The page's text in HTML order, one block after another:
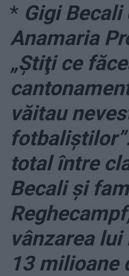
* Gigi Becali
Anamaria
„Ştiţi ce
văitau
total între
Becali și
vânzarea lui
13 milioane